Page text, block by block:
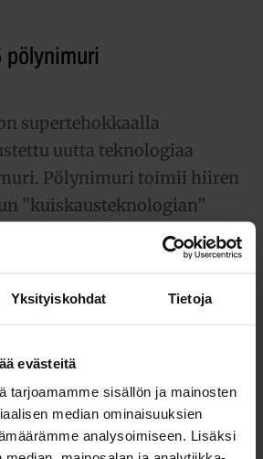
Yksityiskohdat Tietoja
evästeitä
tarjoamamme sisällön ja mainosten
median ominaisuuksien
analysoimiseen. Lisäksi
pölynimuri
supertehokkaalla
uutta teknologiaa
Pölynimuri toimii hiiren
”kuiskausteknologian”
LISÄÄ OSTOSKORIIN
€